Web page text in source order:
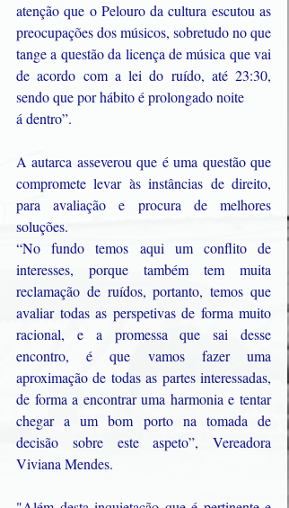
atenção que o Pelouro da cultura escutou as
preocupações dos músicos, sobretudo no que
tange a questão da licença de música que vai
de acordo com a lei do ruído, até 23:30,
sendo que por hábito é prolongado noite
á dentro”.
A autarca asseverou que é uma questão que
compromete levar às instâncias de direito,
para avaliação e procura de melhores
soluções.
“No fundo temos aqui um conflito de
interesses, porque também tem muita
reclamação de ruídos, portanto, temos que
avaliar todas as perspetivas de forma muito
racional, e a promessa que sai desse
encontro, é que vamos fazer uma
aproximação de todas as partes interessadas,
de forma a encontrar uma harmonia e tentar
chegar a um bom porto na tomada de
decisão sobre este aspeto”, Vereadora
Viviana Mendes.